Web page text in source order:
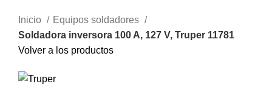
Inicio
Equipos soldadores
Soldadora inversora 100 A, 127 V, Truper 11781
Volver a los productos